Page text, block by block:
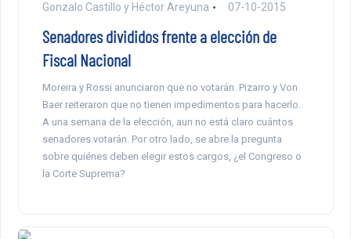
Gonzalo Castillo y Héctor Areyuna 07-10-2015
Senadores divididos frente a elección de
Fiscal Nacional
Moreira y Rossi anunciaron que no votarán. Pizarro y Von
Baer reiteraron que no tienen impedimentos para hacerlo.
A una semana de la elección, aun no está claro cuántos
senadores votarán. Por otro lado, se abre la pregunta
sobre quiénes deben elegir estos cargos, ¿el Congreso o
la Corte Suprema?